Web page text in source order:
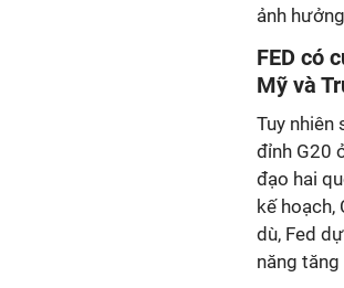
ảnh
FED có
Mỹ và
Tuy nhiên
đỉnh G20
đạo hai
kế
dù, Fed
năng